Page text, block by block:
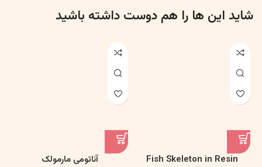
شاید این ها را هم دوست داشته باشید
Fish Skeleton in Resin
آناتومی مارمولک